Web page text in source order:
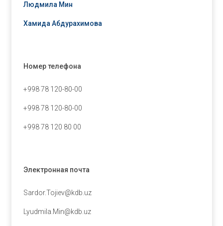
Людмила Мин
Хамида Абдурахимова
Номер телефона
+998 78 120-80-00
+998 78 120-80-00
+998 78 120 80 00
Электронная почта
Sardor.Tojiev@kdb.uz
Lyudmila.Min@kdb.uz